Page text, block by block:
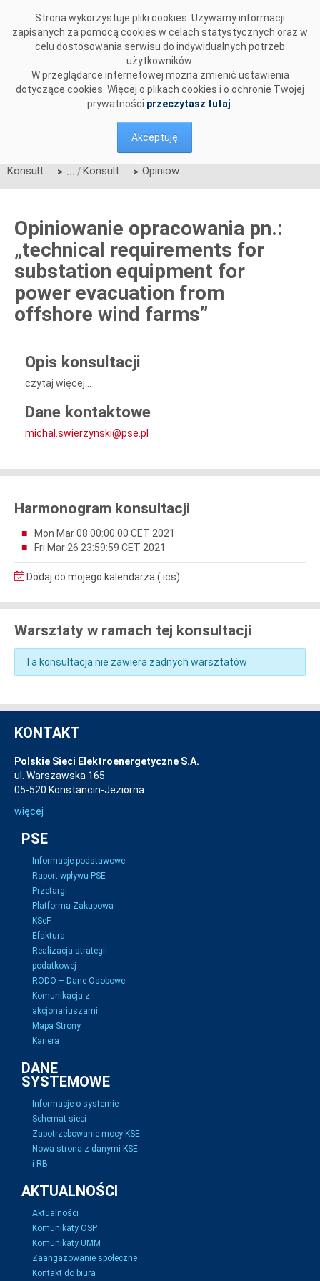
Strona wykorzystuje pliki cookies. Używamy informacji
zapisanych za pomocą cookies w celach statystycznych oraz w
celu dostosowania serwisu do indywidualnych potrzeb
użytkowników.
W przeglądarce internetowej można zmienić ustawienia
dotyczące cookies. Więcej o plikach cookies i o ochronie Twojej
prywatności przeczytasz tutaj
Akceptuję
Konsultacje > Konsultacje zakończone > Opiniowanie opracowania pn.: „technical requirements for substation equipment for power evacuation from offshore wind farms”
Opiniowanie opracowania pn.:
„technical requirements for
substation equipment for
power evacuation from
offshore wind farms”
Opis konsultacji
czytaj więcej...
Dane kontaktowe
michal.swierzynski@pse.pl
Harmonogram konsultacji
Mon Mar 08 00:00:00 CET 2021
Fri Mar 26 23:59:59 CET 2021
Dodaj do mojego kalendarza (.ics)
Warsztaty w ramach tej konsultacji
Ta konsultacja nie zawiera żadnych warsztatów
KONTAKT
Polskie Sieci Elektroenergetyczne S.A.
ul. Warszawska 165
05-520 Konstancin-Jeziorna
więcej
PSE
Informacje podstawowe
Raport wpływu PSE
Przetargi
Platforma Zakupowa
KSeF
Efaktura
Realizacja strategii
podatkowej
RODO – Dane Osobowe
Komunikacja z
akcjonariuszami
Mapa Strony
Kariera
DANE
SYSTEMOWE
Informacje o systemie
Schemat sieci
Zapotrzebowanie mocy KSE
Nowa strona z danymi KSE
i RB
AKTUALNOŚCI
Aktualności
Komunikaty OSP
Komunikaty UMM
Zaangażowanie społeczne
Kontakt do biura